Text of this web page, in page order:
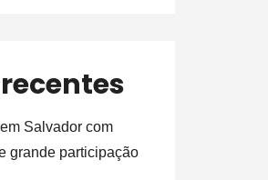
Salvador com
grande participação